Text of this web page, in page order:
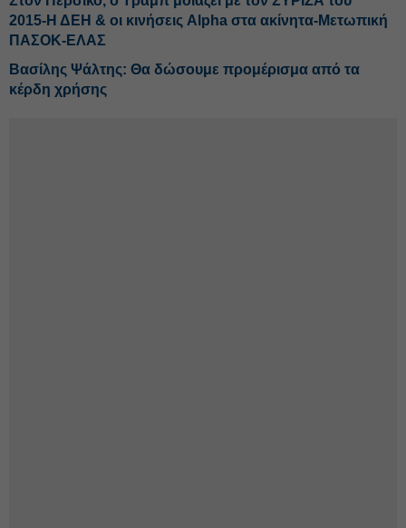
2015-Η ΔΕΗ & οι κινήσεις Alpha στα ακίνητα-Μετωπική
ΠΑΣΟΚ-ΕΛΑΣ
Βασίλης Ψάλτης: Θα δώσουμε προμέρισμα από τα
κέρδη χρήσης